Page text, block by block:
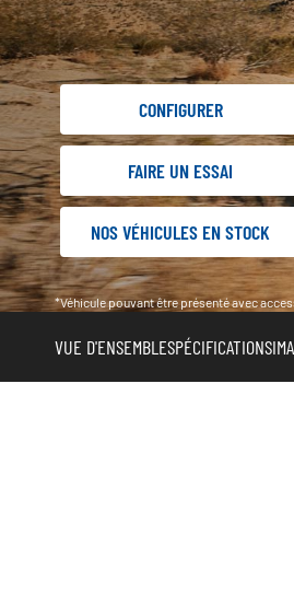
CONFIGURER
FAIRE UN ESSAI
NOS VÉHICULES EN STOCK
*Véhicule pouvant être présenté avec
VUE D'ENSEMBLESPÉCIFICATIONS